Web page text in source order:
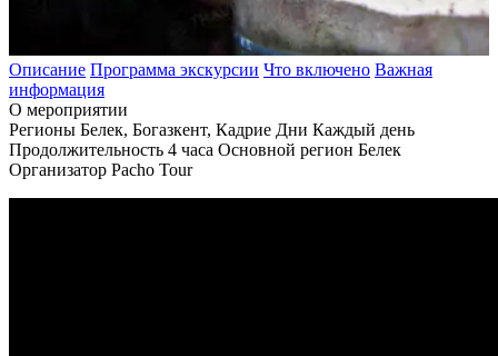
Описание Программа экскурсии Что включено Важная
информация
О мероприятии
Регионы Белек, Богазкент, Кадрие Дни Каждый день
Продолжительность 4 часа Основной регион Белек
Организатор Pacho Tour